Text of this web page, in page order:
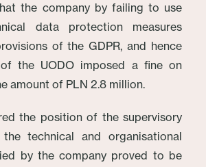
the company by failing to use
data protection measures
of the GDPR, and hence
the UODO imposed a fine on
amount of PLN 2.8 million.
the position of the supervisory
technical and organisational
by the company proved to be